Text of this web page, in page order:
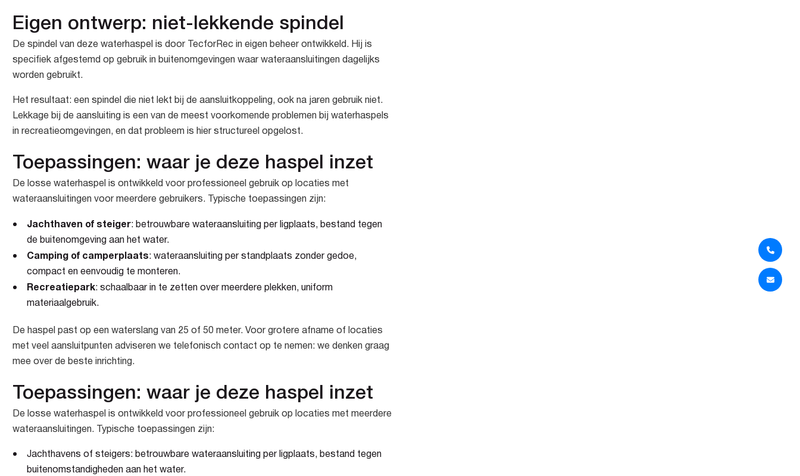
Eigen ontwerp: niet-lekkende spindel
De spindel van deze waterhaspel is door TecforRec in eigen beheer ontwikkeld. Hij is
specifiek afgestemd op gebruik in buitenomgevingen waar wateraansluitingen dagelijks
worden gebruikt.
Het resultaat: een spindel die niet lekt bij de aansluitkoppeling, ook na jaren gebruik niet.
Lekkage bij de aansluiting is een van de meest voorkomende problemen bij waterhaspels
in recreatieomgevingen, en dat probleem is hier structureel opgelost.
Toepassingen: waar je deze haspel inzet
De losse waterhaspel is ontwikkeld voor professioneel gebruik op locaties met
wateraansluitingen voor meerdere gebruikers. Typische toepassingen zijn:
Jachthaven of steiger: betrouwbare wateraansluiting per ligplaats, bestand tegen
de buitenomgeving aan het water.
Camping of camperplaats: wateraansluiting per standplaats zonder gedoe,
compact en eenvoudig te monteren.
Recreatiepark: schaalbaar in te zetten over meerdere plekken, uniform
materiaalgebruik.
De haspel past op een waterslang van 25 of 50 meter. Voor grotere afname of locaties
met veel aansluitpunten adviseren we telefonisch contact op te nemen: we denken graag
mee over de beste inrichting.
Toepassingen: waar je deze haspel inzet
De losse waterhaspel is ontwikkeld voor professioneel gebruik op locaties met meerdere
wateraansluitingen. Typische toepassingen zijn:
Jachthavens of steigers: betrouwbare wateraansluiting per ligplaats, bestand tegen
buitenomstandigheden aan het water.